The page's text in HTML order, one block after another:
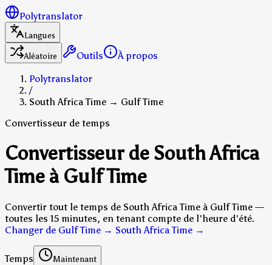
Polytranslator
Langues
Aléatoire
Outils
À propos
Polytranslator
/
South Africa Time → Gulf Time
Convertisseur de temps
Convertisseur de South Africa
Time à Gulf Time
Convertir tout le temps de South Africa Time à Gulf Time —
toutes les 15 minutes, en tenant compte de l'heure d'été.
Changer de Gulf Time → South Africa Time →
Temps Maintenant